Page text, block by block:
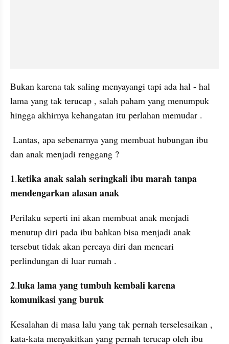
Bukan karena tak saling menyayangi tapi ada hal - hal
lama yang tak terucap , salah paham yang menumpuk
hingga akhirnya kehangatan itu perlahan memudar .
dan anak menjadi renggang ?
1.ketika anak salah seringkali ibu marah tanpa
mendengarkan alasan anak
Perilaku seperti ini akan membuat anak menjadi
menutup diri pada ibu bahkan bisa menjadi anak
tersebut tidak akan percaya diri dan mencari
perlindungan di luar rumah .
2.luka lama yang tumbuh kembali karena
komunikasi yang buruk
Kesalahan di masa lalu yang tak pernah terselesaikan ,
kata-kata menyakitkan yang pernah terucap oleh ibu